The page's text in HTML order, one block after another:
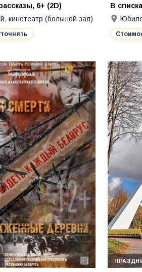
6+ (2D)
кинотеатр (большой зал)
В